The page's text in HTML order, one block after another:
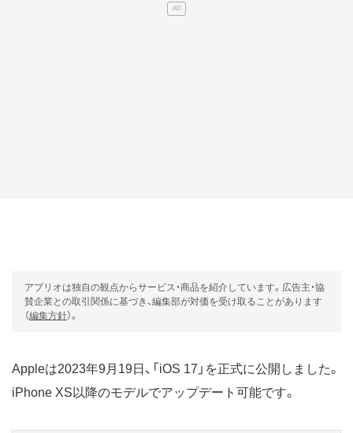
アプリオは独自の観点からサービス・商品を紹介しています。広告主・協
賛企業との取引関係に基づき、編集部が対価を受け取ることがあります
（編集方針）。
Appleは2023年9月19日、「iOS 17」を正式に公開しました。
iPhone XS以降のモデルでアップデート可能です。